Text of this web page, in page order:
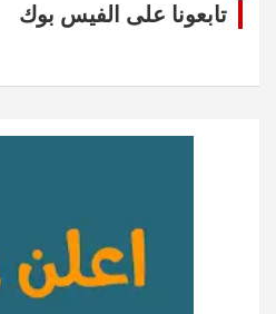
تابعونا على الفيس بوك